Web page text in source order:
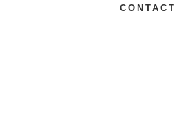
CONTACT